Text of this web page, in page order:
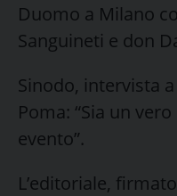
Duomo a Milano
Sanguineti e don
Sinodo, intervista
Poma: “Sia un
evento”.
L’editoriale,